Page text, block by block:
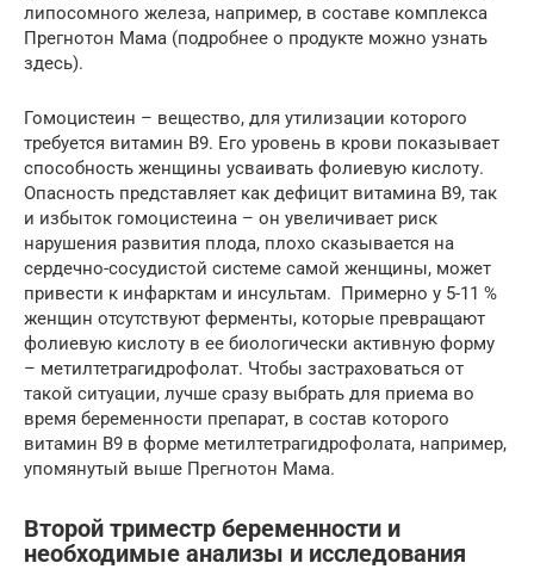
липосомного железа, например, в составе комплекса
Прегнотон Мама (подробнее о продукте можно узнать
здесь).
Гомоцистеин – вещество, для утилизации которого
требуется витамин В9. Его уровень в крови показывает
способность женщины усваивать фолиевую кислоту.
Опасность представляет как дефицит витамина В9, так
и избыток гомоцистеина – он увеличивает риск
нарушения развития плода, плохо сказывается на
сердечно-сосудистой системе самой женщины, может
привести к инфарктам и инсультам. Примерно у 5-11 %
женщин отсутствуют ферменты, которые превращают
фолиевую кислоту в ее биологически активную форму
– метилтетрагидрофолат. Чтобы застраховаться от
такой ситуации, лучше сразу выбрать для приема во
время беременности препарат, в состав которого
витамин В9 в форме метилтетрагидрофолата, например,
упомянутый выше Прегнотон Мама.
Второй триместр беременности и
необходимые анализы и исследования